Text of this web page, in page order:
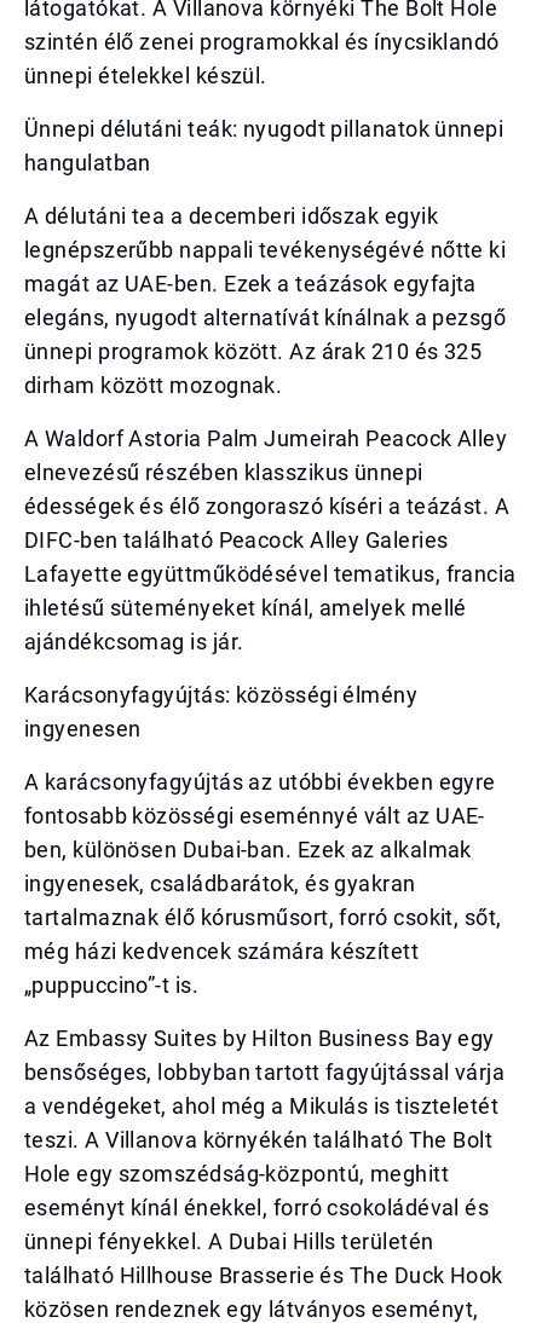
látogatókat. A Villanova környéki The Bolt Hole
szintén élő zenei programokkal és ínycsiklandó
ünnepi ételekkel készül.
Ünnepi délutáni teák: nyugodt pillanatok ünnepi
hangulatban
A délutáni tea a decemberi időszak egyik
legnépszerűbb nappali tevékenységévé nőtte ki
magát az UAE-ben. Ezek a teázások egyfajta
elegáns, nyugodt alternatívát kínálnak a pezsgő
ünnepi programok között. Az árak 210 és 325
dirham között mozognak.
A Waldorf Astoria Palm Jumeirah Peacock Alley
elnevezésű részében klasszikus ünnepi
édességek és élő zongoraszó kíséri a teázást. A
DIFC-ben található Peacock Alley Galeries
Lafayette együttműködésével tematikus, francia
ihletésű süteményeket kínál, amelyek mellé
ajándékcsomag is jár.
Karácsonyfagyújtás: közösségi élmény
ingyenesen
A karácsonyfagyújtás az utóbbi években egyre
fontosabb közösségi eseménnyé vált az UAE-
ben, különösen Dubai-ban. Ezek az alkalmak
ingyenesek, családbarátok, és gyakran
tartalmaznak élő kórusműsort, forró csokit, sőt,
még házi kedvencek számára készített
„puppuccino”-t is.
Az Embassy Suites by Hilton Business Bay egy
bensőséges, lobbyban tartott fagyújtással várja
a vendégeket, ahol még a Mikulás is tiszteletét
teszi. A Villanova környékén található The Bolt
Hole egy szomszédság-központú, meghitt
eseményt kínál énekkel, forró csokoládéval és
ünnepi fényekkel. A Dubai Hills területén
található Hillhouse Brasserie és The Duck Hook
közösen rendeznek egy látványos eseményt,